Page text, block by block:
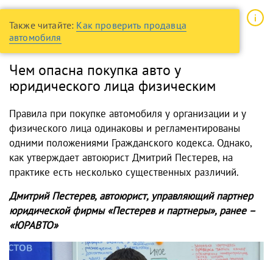
Также читайте: Как проверить продавца
автомобиля
Чем опасна покупка авто у
юридического лица физическим
Правила при покупке автомобиля у организации и у
физического лица одинаковы и регламентированы
одними положениями Гражданского кодекса. Однако,
как утверждает автоюрист Дмитрий Пестерев, на
практике есть несколько существенных различий.
Дмитрий Пестерев, автоюрист, управляющий партнер
юридической фирмы «Пестерев и партнеры», ранее –
«ЮРАВТО»